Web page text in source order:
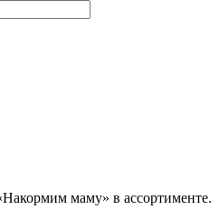
маму» в ассортименте.